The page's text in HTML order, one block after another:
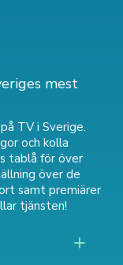
mest
TV i Sverige.
och kolla
tablå för över
över de
samt premiärer
tjänsten!